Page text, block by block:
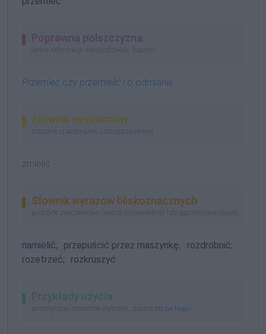
Poprawna polszczyzna
cenne informacje, niespodzianki, haczyki
Przemleć czy przemielić i o odmianie
Słownik synonimów
tożsame znaczeniowo (zastępcze słowa)
zmielić
Słownik wyrazów bliskoznacznych
podobne znaczeniowo (lepsze odpowiedniki lub zapomniane słowa)
namielić; przepuścić przez maszynkę;
rozdrobnić;
rozetrzeć;
rozkruszyć
Przykłady użycia
autentyczne, starannie wybrane, zobacz też na blogu